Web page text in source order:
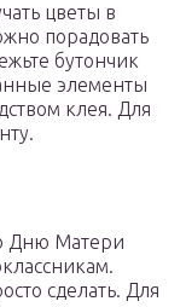
цветы в
порадовать
бутончик
элементы
клея. Для
Дню Матери
сделать. Для